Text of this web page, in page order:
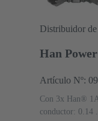
Distribuidor de
Han
Artículo Nº:
Con 3x Han®
conductor: 0.14